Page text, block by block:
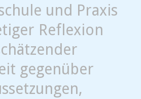
und Praxis
Reflexion
gegenüber